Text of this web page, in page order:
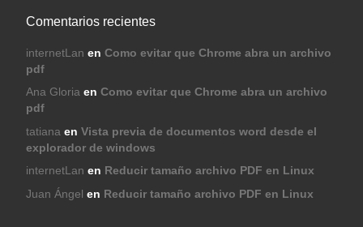
Comentarios recientes
internetLan en Como evitar que Chrome abra un archivo
pdf
Ana Gloriaen Como evitar que Chrome abra un archivo
pdf
tatiana en Vista previa de documentos word desde el
explorador de windows
internetLan en Reducir tamaño archivo PDF en Linux
Juan Ángel en Reducir tamaño archivo PDF en Linux